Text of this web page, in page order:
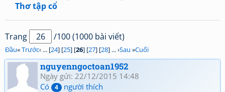
Thơ tập cổ
Trang /100 (1000 bài viết)
Đầu«Trước‹ ... [24] [25] [26] [27] [28] ... ›Sau »Cuối
nguyenngoctoan1952
Ngày gửi: 22/12/2015 14:48
Có
4 người thích